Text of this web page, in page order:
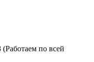
по всей